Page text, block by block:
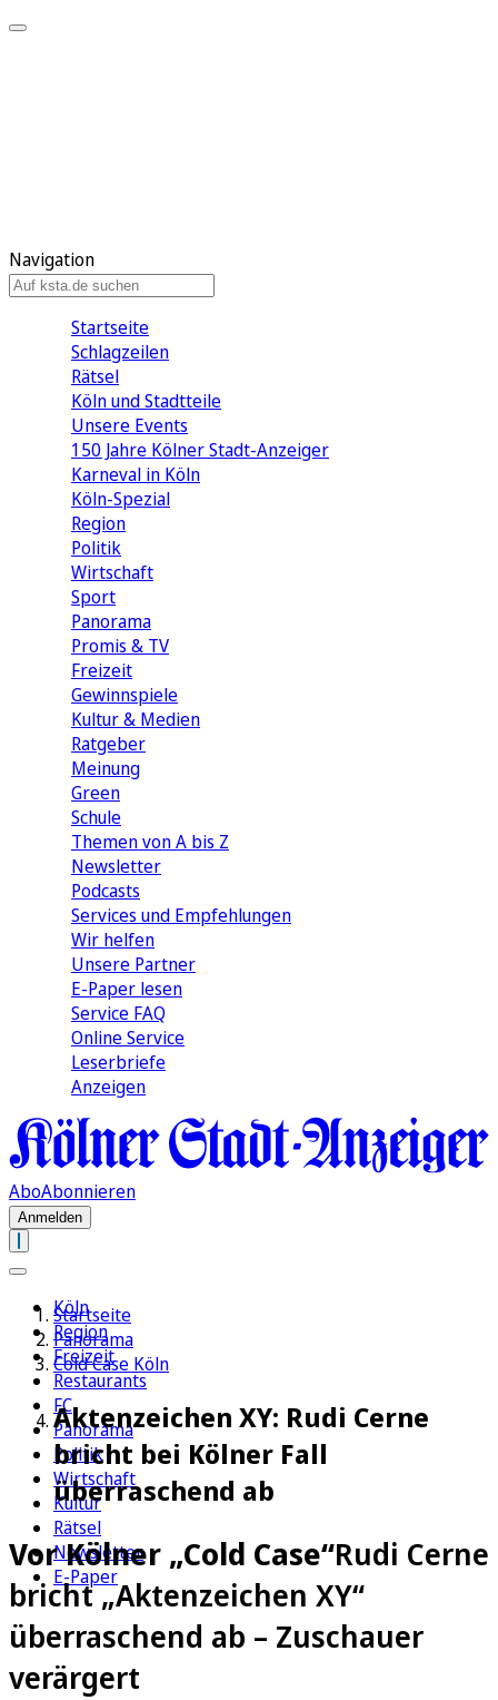
Navigation
Startseite
Schlagzeilen
Rätsel
Köln und Stadtteile
Unsere Events
150 Jahre Kölner Stadt-Anzeiger
Karneval in Köln
Köln-Spezial
Region
Politik
Wirtschaft
Sport
Panorama
Promis & TV
Freizeit
Gewinnspiele
Kultur & Medien
Ratgeber
Meinung
Green
Schule
Themen von A bis Z
Newsletter
Podcasts
Services und Empfehlungen
Wir helfen
Unsere Partner
E-Paper lesen
Service FAQ
Online Service
Leserbriefe
Anzeigen
AboAbonnieren
Anmelden
Köln
Region
Freizeit
Restaurants
FC
Panorama
Politik
Wirtschaft
Kultur
Rätsel
Newsletter
E-Paper
Startseite
Panorama
Cold Case Köln
Aktenzeichen XY: Rudi Cerne
bricht bei Kölner Fall
überraschend ab
Vor Kölner „Cold Case“Rudi Cerne
bricht „Aktenzeichen XY“
überraschend ab – Zuschauer
verärgert